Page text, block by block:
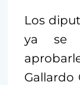
Los
ya se
Gallardo